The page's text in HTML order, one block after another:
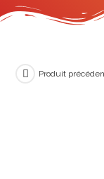
Produit